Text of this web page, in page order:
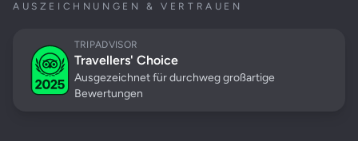
AUSZEICHNUNGEN & VERTRAUEN
TRIPADVISOR
Travellers' Choice
Ausgezeichnet für durchweg großartige
Bewertungen